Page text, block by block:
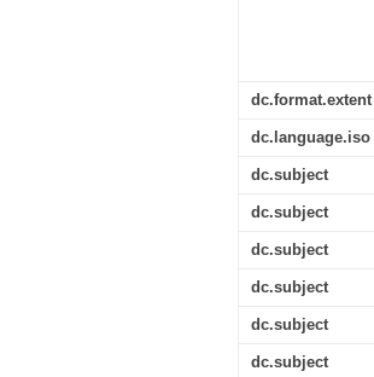
dc.format.extent
dc.language.iso
dc.subject
dc.subject
dc.subject
dc.subject
dc.subject
dc.subject